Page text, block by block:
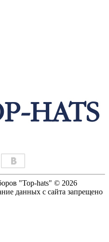
"Top-hats" © 2026
данных с сайта запрещено